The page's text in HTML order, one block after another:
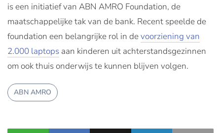
is een initiatief van ABN AMRO Foundation, de
maatschappelijke tak van de bank. Recent speelde de
foundation een belangrijke rol in devoorziening van
2.000 laptops aan kinderen uit achterstandsgezinnen
om ook thuis onderwijs te kunnen blijven volgen.
ABN AMRO